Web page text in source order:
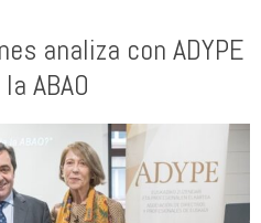
analiza con ADYPE
ABAO